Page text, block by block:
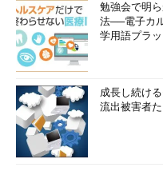
勉強会で明
法──電子カ
学用語プラ
成長し続け
流出被害者